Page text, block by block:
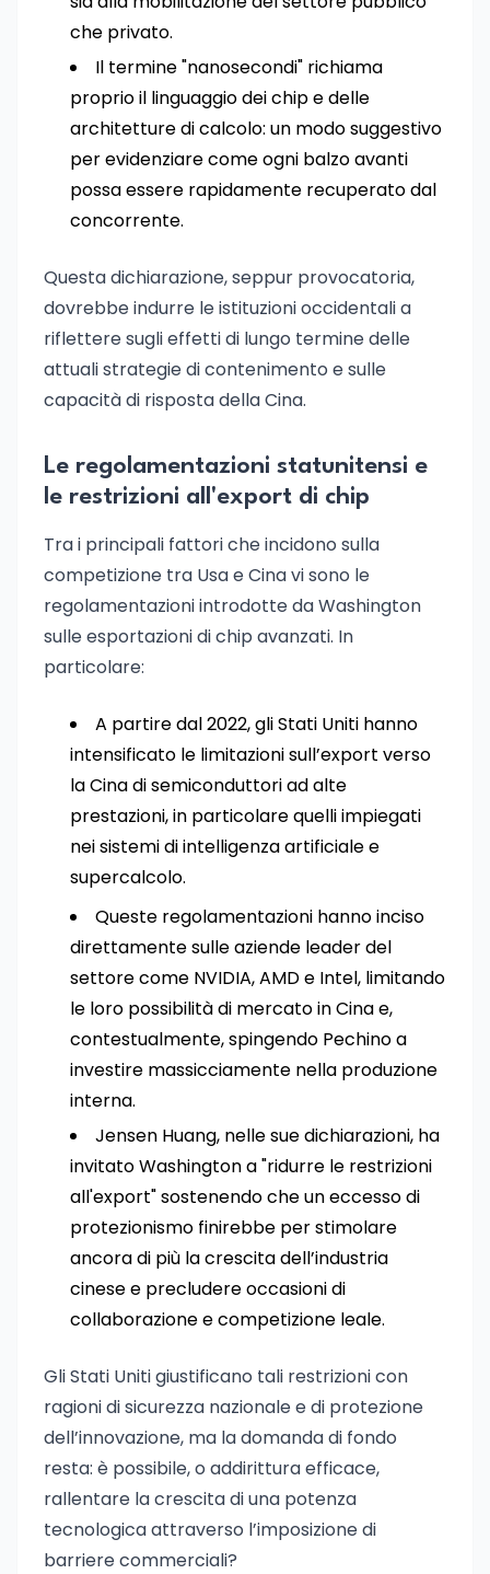
che privato.
Il termine "nanosecondi" richiama
proprio il linguaggio dei chip e delle
architetture di calcolo: un modo suggestivo
per evidenziare come ogni balzo avanti
possa essere rapidamente recuperato dal
concorrente.
Questa dichiarazione, seppur provocatoria,
dovrebbe indurre le istituzioni occidentali a
riflettere sugli effetti di lungo termine delle
attuali strategie di contenimento e sulle
capacità di risposta della Cina.
Le regolamentazioni statunitensi e
le restrizioni all'export di chip
Tra i principali fattori che incidono sulla
competizione tra Usa e Cina vi sono le
regolamentazioni introdotte da Washington
sulle esportazioni di chip avanzati. In
particolare:
A partire dal 2022, gli Stati Uniti hanno
intensificato le limitazioni sull’export verso
la Cina di semiconduttori ad alte
prestazioni, in particolare quelli impiegati
nei sistemi di intelligenza artificiale e
supercalcolo.
Queste regolamentazioni hanno inciso
direttamente sulle aziende leader del
settore come NVIDIA, AMD e Intel, limitando
le loro possibilità di mercato in Cina e,
contestualmente, spingendo Pechino a
investire massicciamente nella produzione
interna.
Jensen Huang, nelle sue dichiarazioni, ha
invitato Washington a "ridurre le restrizioni
all'export" sostenendo che un eccesso di
protezionismo finirebbe per stimolare
ancora di più la crescita dell’industria
cinese e precludere occasioni di
collaborazione e competizione leale.
Gli Stati Uniti giustificano tali restrizioni con
ragioni di sicurezza nazionale e di protezione
dell’innovazione, ma la domanda di fondo
resta: è possibile, o addirittura efficace,
rallentare la crescita di una potenza
tecnologica attraverso l’imposizione di
barriere commerciali?